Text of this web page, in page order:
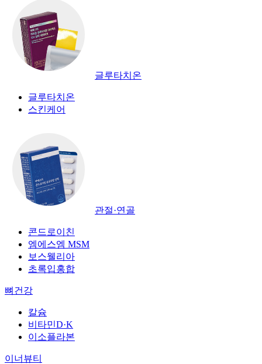
글루타치온
글루타치온
스킨케어
관절·연골
콘드로이친
엠에스엠 MSM
보스웰리아
초록입홍합
뼈건강
칼슘
비타민D·K
이소플라본
이너뷰티